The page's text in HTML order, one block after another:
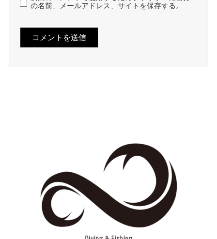
の名前、メールアドレス、サイトを保存する。